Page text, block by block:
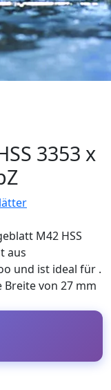
3353 x
M42 HSS
aus
und ist ideal für .
Breite von 27 mm